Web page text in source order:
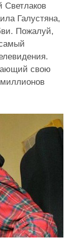
Светлаков
Галустяна,
Пожалуй,
свою